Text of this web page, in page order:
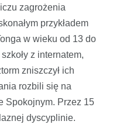
zagrożenia
przykładem
w wieku od 13 do
z internatem,
zniszczył ich
rozbili się na
Spokojnym. Przez 15
dyscyplinie.